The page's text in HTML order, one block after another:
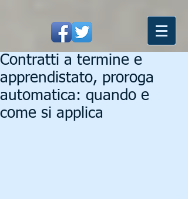
Contratti a termine e
apprendistato, proroga
automatica: quando e
come si applica